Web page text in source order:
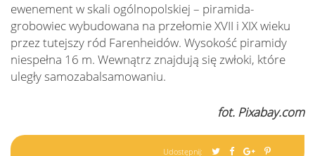
ewenement w skali ogólnopolskiej – piramida-
grobowiec wybudowana na przełomie XVII i XIX wieku
przez tutejszy ród Farenheidów. Wysokość piramidy
niespełna 16 m. Wewnątrz znajdują się zwłoki, które
uległy samozabalsamowaniu.
fot. Pixabay.com
Udostępnij: